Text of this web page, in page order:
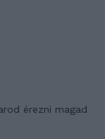
érezni magad